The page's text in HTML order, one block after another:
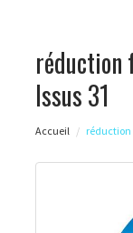
réduction
Issus 31
Accueil réduction